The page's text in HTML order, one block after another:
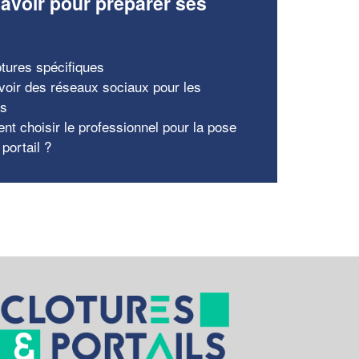
spécifiques
des réseaux sociaux pour les
choisir le professionnel pour la pose
?